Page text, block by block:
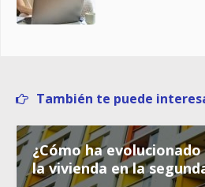
También te puede
¿Cómo ha
la vivienda en la